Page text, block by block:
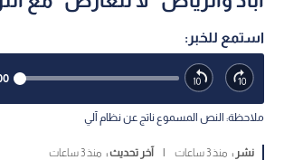
استمع للخبر:
ملاحظة: النص المسموع ناتج عن نظام آلي
نشر : منذ 3 ساعات | آخر تحديث : منذ 3 ساعات